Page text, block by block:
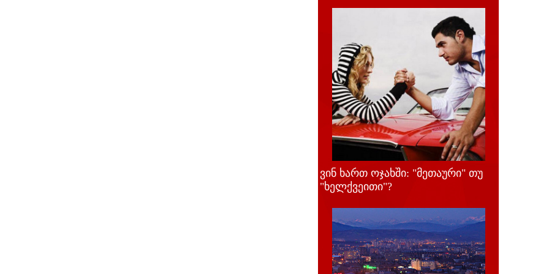
ვინ ხართ ოჯახში: "მეთაური" თუ
"ხელქვეითი"?